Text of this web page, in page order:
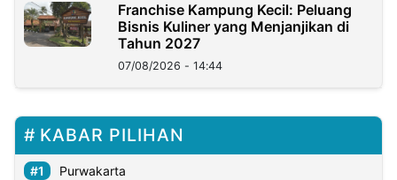
Franchise Kampung Kecil: Peluang
Bisnis Kuliner yang Menjanjikan di
Tahun 2027
07/08/2026 - 14:44
KABAR PILIHAN
Purwakarta